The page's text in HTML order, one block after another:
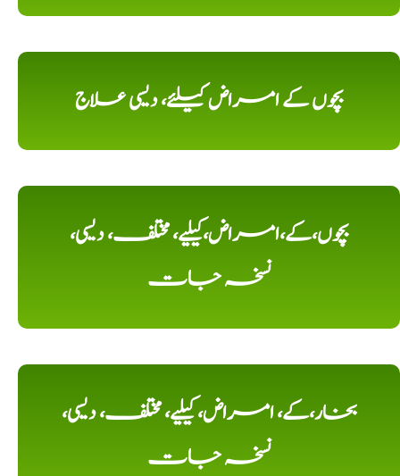
بچوں کے امراض کیلئے، دیسی علاج
بچوں،کے،امراض،کیلیے، مختلف، دیسی،
نسخہ جات
بخار،کے، امراض، کیلیے، مختلف، دیسی،
نسخہ جات